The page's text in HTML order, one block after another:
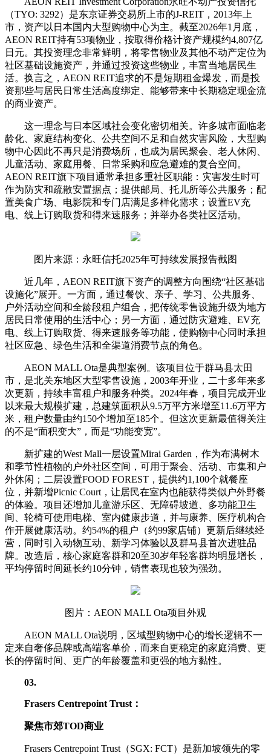
（TYO: 3292）是东京证券交易所上市的J-REIT，2013年上
市，资产以日本国内大型购物中心为主。截至2026年1月底，
AEON REIT持有53项物业，按取得价格计资产规模约4,807亿
日元。其投资理念非常鲜明，将零售物业及其他不动产定位为
社区基础设施资产，并通过投资这些物业，丰富当地居民生
活。换言之，AEON REIT追求的不是短期租金爆发，而是投
资那些与居民日常生活高度绑定、能够带来中长期稳定现金流
的商业资产。
这一理念与日本区域社会变化密切相关。许多城市面临老
龄化、家庭结构变化、公共空间不足和自然灾害风险，大型购
物中心因此不再只是消费场所，也成为居民聚会、老人休闲、
儿童活动、家庭用餐、日常采购和应急避难的复合空间。
AEON REIT旗下项目通常承担多重社区职能：灾害发生时可
作为防灾和疏散安置据点；提供邮局、托儿所等公共服务；配
置美食广场、电影院和专门店满足多样化需求；设置EV充
电、线上订购取货和得来速服务；并举办各类社区活动。
图片来源：永旺信托2025年可持续发展报告截图
近几年，AEON REIT旗下资产的调整方向围绕“社区基础
设施化”展开。一方面，通过餐饮、亲子、学习、公共服务、
户外活动空间和全龄段租户组合，把传统零售设施升级为地方
居民日常使用的生活中心；另一方面，通过防灾避难、EV充
电、线上订购取货、得来速服务等功能，使购物中心同时承担
社区应急、绿色生活和全渠道消费节点的角色。
AEON MALL Ota是典型案例。该项目位于群马县太田
市，是北关东地区大型零售设施，2003年开业，二十多年来多
次更新，持续丰富租户和服务种类。2024年春，项目完成开业
以来最大规模扩建，总建筑面积从9.5万平方米增至11.6万平方
米，租户数量由约150个增加至185个。但这次更新最值得关注
的不是“面积变大”，而是“功能变宽”。
新扩建的West Mall一层设置Mirai Garden，作为布满树木
和季节性植物的户外社区空间，可用于聚会、活动、市集和户
外休闲；二层设置FOOD FOREST，提供约1,100个就餐座
位，并新增Picnic Court，让居民在室内也能获得类似户外野餐
的体验。项目还增加儿童游乐区、无障碍坡道、多功能卫生
间、轮椅可使用电梯、室内健康步道，并与康养、医疗机构合
作开展健康活动。约54%的租户（约99家店铺）更新后继续经
营，同时引入动物互动、新学习体验以及群马县首次进驻品
牌。改造后，核心家庭客群和20至30岁年轻客群均明显增长，
平均停留时间延长约10分钟，销售表现也较为强劲。
图片：AEON MALL Ota项目外观
AEON MALL Ota说明，区域型购物中心的增长逻辑不一
定来自奢侈品牌或高端客单价，而来自更稳定的家庭消费、更
长的停留时间、更广的年龄覆盖和更强的地方黏性。
03.
Frasers Centrepoint Trust：
聚焦市郊TOD商业
Frasers Centrepoint Trust（SGX: FCT）是新加坡领先的零